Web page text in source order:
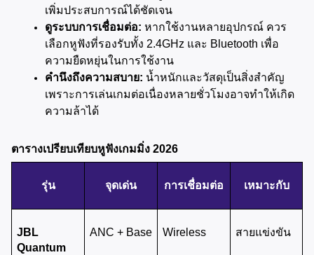
เพิ่มประสบการณ์ได้ชัดเจน
ดูระบบการเชื่อมต่อ: หากใช้งานหลายอุปกรณ์ ควร
เลือกหูฟังที่รองรับทั้ง 2.4GHz และ Bluetooth เพื่อ
ความยืดหยุ่นในการใช้งาน
คำนึงถึงความสบาย: น้ำหนักและวัสดุเป็นสิ่งสำคัญ
เพราะการเล่นเกมต่อเนื่องหลายชั่วโมงอาจทำให้เกิด
ความล้าได้
ตารางเปรียบเทียบหูฟังเกมมิ่ง 2026
รุ่น จุดเด่น การเชื่อมต่อ เหมาะกับ
JBL
Quantum
ANC + Base Wireless สายแข่งขัน